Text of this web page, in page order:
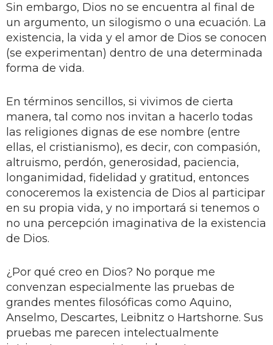
Sin embargo, Dios no se encuentra al final de
un argumento, un silogismo o una ecuación. La
existencia, la vida y el amor de Dios se conocen
(se experimentan) dentro de una determinada
forma de vida.
En términos sencillos, si vivimos de cierta
manera, tal como nos invitan a hacerlo todas
las religiones dignas de ese nombre (entre
ellas, el cristianismo), es decir, con compasión,
altruismo, perdón, generosidad, paciencia,
longanimidad, fidelidad y gratitud, entonces
conoceremos la existencia de Dios al participar
en su propia vida, y no importará si tenemos o
no una percepción imaginativa de la existencia
de Dios.
¿Por qué creo en Dios? No porque me
convenzan especialmente las pruebas de
grandes mentes filosóficas como Aquino,
Anselmo, Descartes, Leibnitz o Hartshorne. Sus
pruebas me parecen intelectualmente